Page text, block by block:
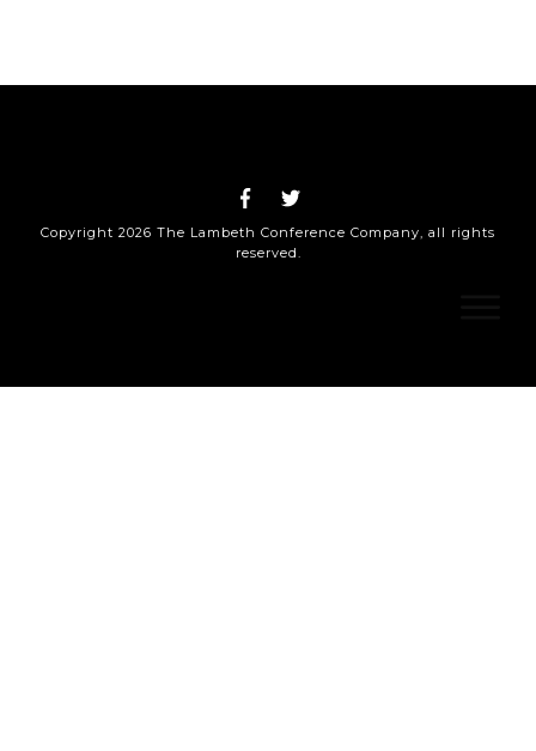
Copyright 2026 The Lambeth Conference Company, all rights
reserved.